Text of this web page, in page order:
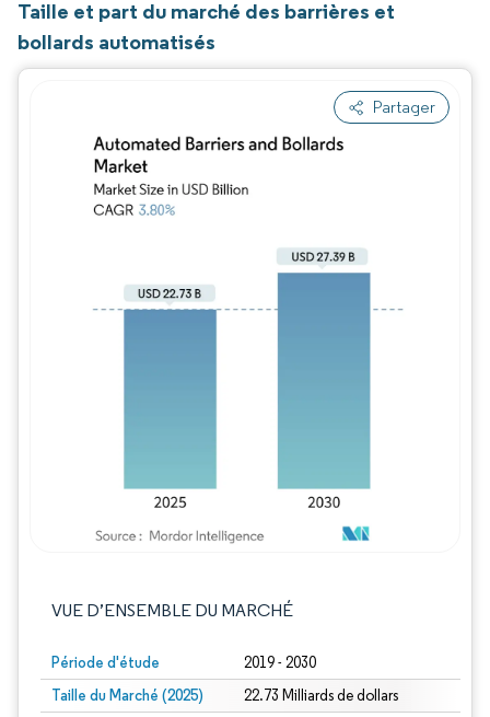
Taille et part du marché des barrières et
bollards automatisés
Partager
VUE D’ENSEMBLE DU MARCHÉ
Période d'étude 2019 - 2030
Taille du Marché (2025) 22.73 Milliards de dollars